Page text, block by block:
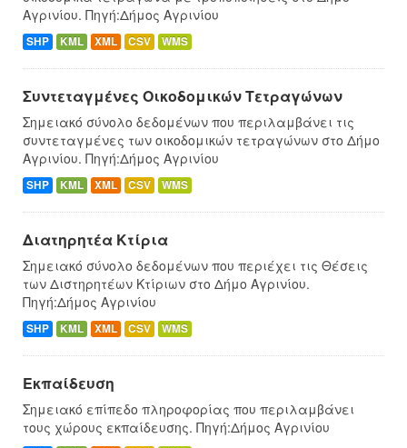
Αγρινίου. Πηγή:Δήμος Αγρινίου
SHP KML XML CSV WMS
Συντεταγμένες Oικοδομικών Tετραγώνων
Σημειακό σύνολο δεδομένων που περιλαμβάνει τις
συντεταγμένες των οικοδομικών τετραγώνων στο Δήμο
Αγρινίου. Πηγή:Δήμος Αγρινίου
SHP KML XML CSV WMS
Διατηρητέα Κτίρια
Σημειακό σύνολο δεδομένων που περιέχει τις Θέσεις
των Διστηρητέων Κτίριων στο Δήμο Αγρινίου.
Πηγή:Δήμος Αγρινίου
SHP KML XML CSV WMS
Εκπαίδευση
Σημειακό επίπεδο πληροφορίας που περιλαμβάνει
τους χώρους εκπαίδευσης. Πηγή:Δήμος Αγρινίου